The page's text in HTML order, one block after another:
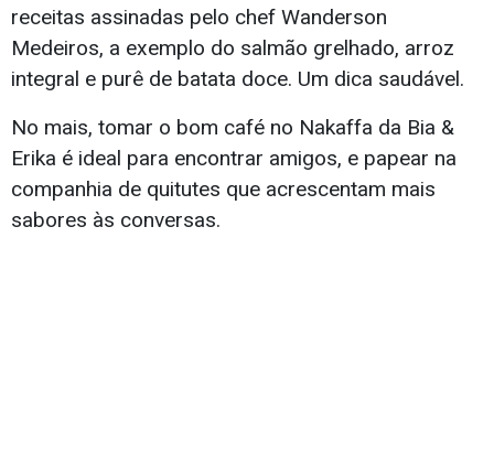
receitas assinadas pelo chef Wanderson
Medeiros, a exemplo do salmão grelhado, arroz
integral e purê de batata doce. Um dica saudável.
No mais, tomar o bom café no Nakaffa da Bia &
Erika é ideal para encontrar amigos, e papear na
companhia de quitutes que acrescentam mais
sabores às conversas.